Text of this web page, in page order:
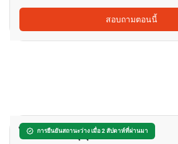
สอบถามตอนนี้
การยืนยันสถานะว่าง เมื่อ 2 สัปดาห์ที่ผ่านมา
ไอดีโอ คิว สุขุมวิท 36